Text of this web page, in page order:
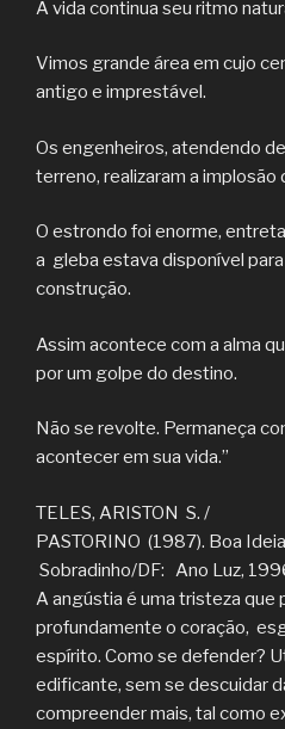
A vida continua seu ritmo
Vimos grande área em cujo
antigo e imprestável.
Os engenheiros, atendendo
terreno, realizaram a implosão
O estrondo foi enorme,
a gleba estava disponível
construção.
Assim acontece com a alma
por um golpe do destino.
Não se revolte. Permaneça
acontecer em sua vida.”
TELES, ARISTON S. /
PASTORINO (1987). Boa
Sobradinho/DF: Ano Luz,
A angústia é uma tristeza que
profundamente o coração,
espírito. Como se defender?
edificante, sem se descuidar
compreender mais, tal como